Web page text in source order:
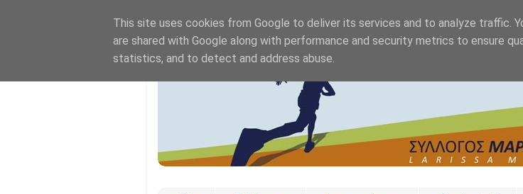
This site uses cookies from Google to deliver its services and to analyze traffic.
are shared with Google along with performance and security metrics to ensure
statistics, and to detect and address abuse.